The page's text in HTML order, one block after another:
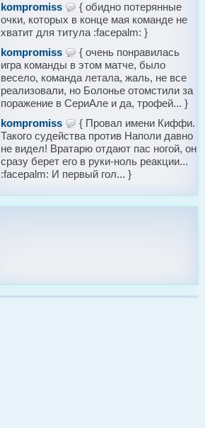
kompromiss
{ обидно потерянные
очки, которых в конце мая команде не
хватит для титула :facepalm: }
kompromiss
{ очень понравилась
игра команды в этом матче, было
весело, команда летала, жаль, не все
реализовали, но Болонье отомстили за
поражение в СериАле и да, трофей... }
kompromiss
{ Провал имени Киффи.
Такого судейства против Наполи давно
не видел! Вратарю отдают пас ногой, он
сразу берет его в руки-ноль реакции...
:facepalm: И первый гол... }